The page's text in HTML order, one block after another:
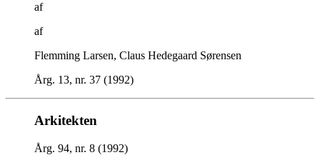
af
af
Flemming Larsen, Claus Hedegaard Sørensen
Årg. 13, nr. 37 (1992)
Arkitekten
Årg. 94, nr. 8 (1992)